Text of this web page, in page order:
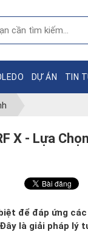
DỰ ÁN TIN
X - Lựa
để đáp ứng
là giải pháp lý